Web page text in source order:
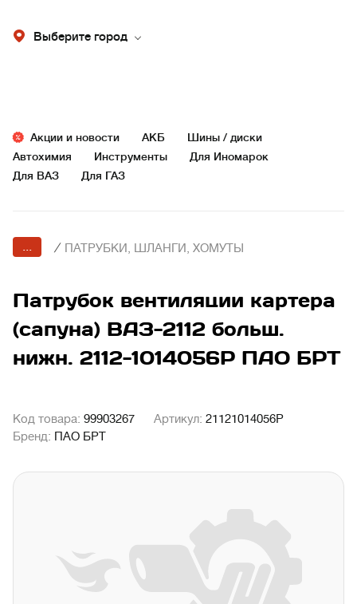
Выберите город
Акции и новости АКБ
Шины / диски
Автохимия
Инструменты
Для Иномарок
Для ВАЗ
Для ГАЗ
... / ПАТРУБКИ, ШЛАНГИ, ХОМУТЫ
Патрубок вентиляции картера
(сапуна) ВАЗ-2112 больш.
нижн. 2112-1014056Р ПАО БРТ
Код товара: 99903267 Артикул: 21121014056Р
Бренд: ПАО БРТ